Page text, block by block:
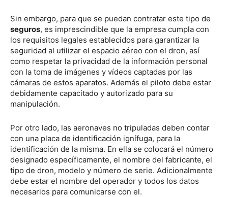
Sin embargo, para que se puedan contratar este tipo de
seguros, es imprescindible que la empresa cumpla con
los requisitos legales establecidos para garantizar la
seguridad al utilizar el espacio aéreo con el dron, así
como respetar la privacidad de la información personal
con la toma de imágenes y vídeos captadas por las
cámaras de estos aparatos. Además el piloto debe estar
debidamente capacitado y autorizado para su
manipulación.
Por otro lado, las aeronaves no tripuladas deben contar
con una placa de identificación ignífuga, para la
identificación de la misma. En ella se colocará el número
designado específicamente, el nombre del fabricante, el
tipo de dron, modelo y número de serie. Adicionalmente
debe estar el nombre del operador y todos los datos
necesarios para comunicarse con el.